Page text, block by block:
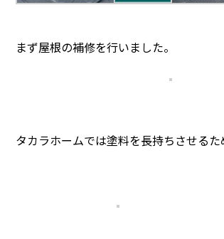
まず屋根の補修を行いました。
タカラホームでは塗料を長持ちさせるた